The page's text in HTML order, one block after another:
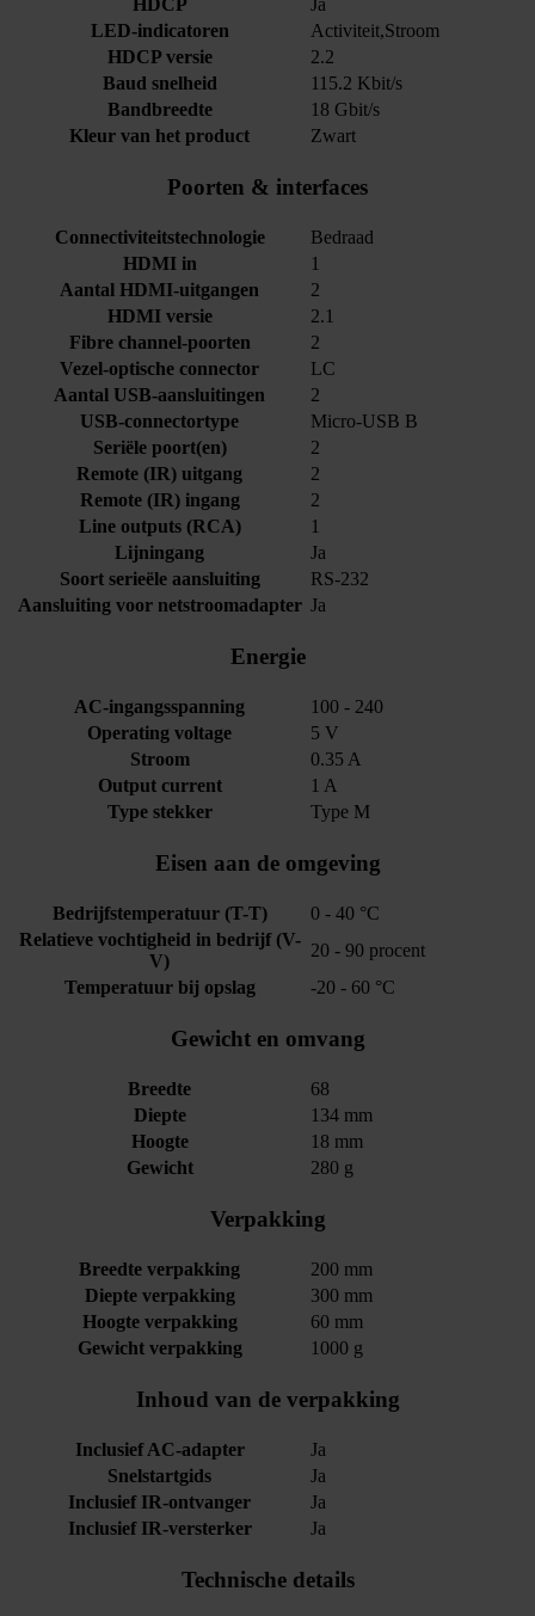
HDCP
Ja
LED-indicatoren
Activiteit,Stroom
HDCP versie
2.2
Baud snelheid
115.2 Kbit/s
Bandbreedte
18 Gbit/s
Kleur van het product
Zwart
Poorten & interfaces
Connectiviteitstechnologie
Bedraad
HDMI in
1
Aantal HDMI-uitgangen
2
HDMI versie
2.1
Fibre channel-poorten
2
Vezel-optische connector
LC
Aantal USB-aansluitingen
2
USB-connectortype
Micro-USB B
Seriële poort(en)
2
Remote (IR) uitgang
2
Remote (IR) ingang
2
Line outputs (RCA)
1
Lijningang
Ja
Soort serieële aansluiting
RS-232
Aansluiting voor netstroomadapter Ja
Energie
AC-ingangsspanning
100 - 240
Operating voltage
5 V
Stroom
0.35 A
Output current
1 A
Type stekker
Type M
Eisen aan de omgeving
Bedrijfstemperatuur (T-T)
0 - 40 °C
Relatieve vochtigheid in bedrijf (V-
V)
20 - 90 procent
Temperatuur bij opslag
-20 - 60 °C
Gewicht en omvang
Breedte
68
Diepte
134 mm
Hoogte
18 mm
Gewicht
280 g
Verpakking
Breedte verpakking
200 mm
Diepte verpakking
300 mm
Hoogte verpakking
60 mm
Gewicht verpakking
1000 g
Inhoud van de verpakking
Inclusief AC-adapter
Ja
Snelstartgids
Ja
Inclusief IR-ontvanger
Ja
Inclusief IR-versterker
Ja
Technische details